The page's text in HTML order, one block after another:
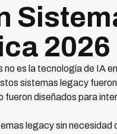
2026
es la tecnología de IA
sistemas legacy fueron
fueron diseñados para
legacy sin necesidad